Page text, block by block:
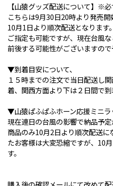
【山猿グッズ配送について】※必
こちらは9月30日20時より発売開
10月1日より順次配送となります。
ご指定も可能ですが、現在台風
前後する可能性がございますので
▼到着目安について、
１５時までの注文で当日配送し
着、関西方面より下は２日間で到
▼山猿ぱふぱふホーン応援ミニラ
現在連日の台風の影響で納品予
商品のみ10月2日より順次配送
たお客様は大変恐縮ですが、10
す。